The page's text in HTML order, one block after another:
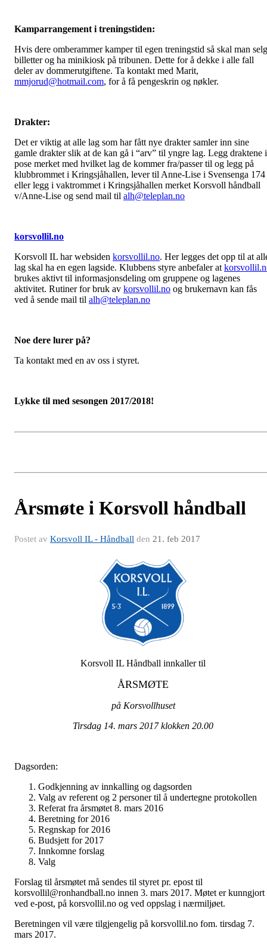
Kamparrangement i treningstiden:
Hvis dere omberammer kamper til egen treningstid så skal man
billetter og ha minikiosk på tribunen. Dette for å dekke i alle fall
deler av dommerutgiftene. Ta kontakt med Marit,
mmjorud@hotmail.com, for å få pengeskrin og nøkler.
Drakter:
Det er viktig at alle lag som har fått nye drakter samler inn sine
gamle drakter slik at de kan gå i “arv” til yngre lag. Legg draktene i
pose merket med hvilket lag de kommer fra/passer til og legg på
klubbrommet i Kringsjåhallen, lever til Anne-Lise i Svensenga 174
eller legg i vaktrommet i Kringsjåhallen merket Korsvoll håndball
v/Anne-Lise og send mail til alh@teleplan.no
korsvollil.no
Korsvoll IL har websiden korsvollil.no. Her legges det opp til at
lag skal ha en egen lagside. Klubbens styre anbefaler at
brukes aktivt til informasjonsdeling om gruppene og lagenes
aktivitet. Rutiner for bruk av korsvollil.no og brukernavn kan fås
ved å sende mail til alh@teleplan.no
Noe dere lurer på?
Ta kontakt med en av oss i styret.
Lykke til med sesongen 2017/2018!
Årsmøte i Korsvoll håndball
Postet av Korsvoll IL - Håndball den 21. feb 2017
Korsvoll IL Håndball innkaller til
ÅRSMØTE
på Korsvollhuset
Tirsdag 14. mars 2017 klokken 20.00
Dagsorden:
Godkjenning av innkalling og dagsorden
Valg av referent og 2 personer til å undertegne protokollen
Referat fra årsmøtet 8. mars 2016
Beretning for 2016
Regnskap for 2016
Budsjett for 2017
Innkomne forslag
Valg
Forslag til årsmøtet må sendes til styret pr. epost til
korsvollil@ronhandball.no innen 3. mars 2017. Møtet er kunngjort
ved e-post, på korsvollil.no og ved oppslag i nærmiljøet.
Beretningen vil være tilgjengelig på korsvollil.no fom. tirsdag 7.
mars 2017.